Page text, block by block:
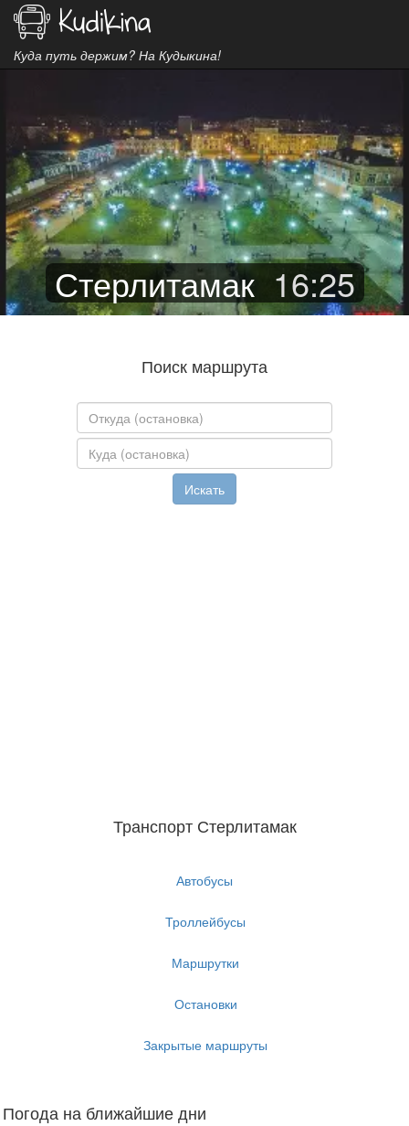
Куда путь держим? На Кудыкина!
Стерлитамак 16:25
Поиск маршрута
Транспорт Стерлитамак
Автобусы
Троллейбусы
Маршрутки
Остановки
Закрытые маршруты
Погода на ближайшие дни